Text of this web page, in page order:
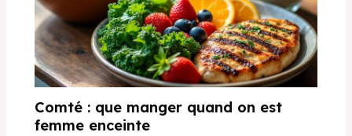
Comté : que manger quand on est
femme enceinte